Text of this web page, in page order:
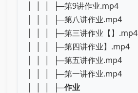
│ │ │ ├─第9讲作业.mp4
│ │ │ ├─第八讲作业.mp4
│ │ │ ├─第三讲作业【】.mp4
│ │ │ ├─第四讲作业】.mp4
│ │ │ ├─第五讲作业.mp4
│ │ │ ├─第一讲作业.mp4
│ │ │ ├─作业